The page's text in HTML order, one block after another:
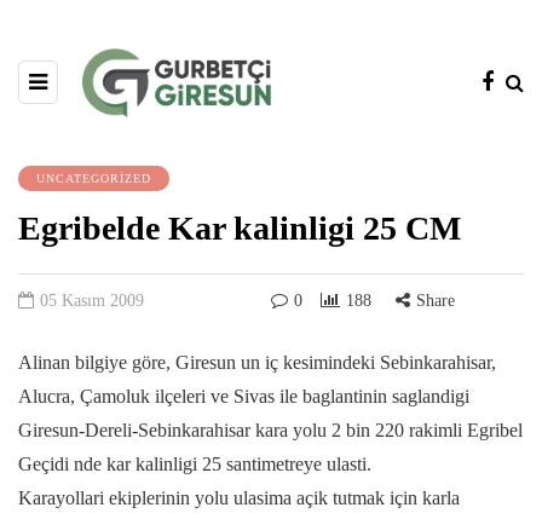
UNCATEGORIZED
Egribelde Kar kalinligi 25 CM
05 Kasım 2009 0 188 Share
Alinan bilgiye göre, Giresun un iç kesimindeki Sebinkarahisar,
Alucra, Çamoluk ilçeleri ve Sivas ile baglantinin saglandigi
Giresun-Dereli-Sebinkarahisar kara yolu 2 bin 220 rakimli Egribel
Geçidi nde kar kalinligi 25 santimetreye ulasti.
Karayollari ekiplerinin yolu ulasima açik tutmak için karla